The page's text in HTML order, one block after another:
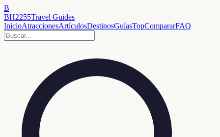
B
BH2255Travel Guides
InicioAtraccionesArtículosDestinosGuíasTopCompararFAQ